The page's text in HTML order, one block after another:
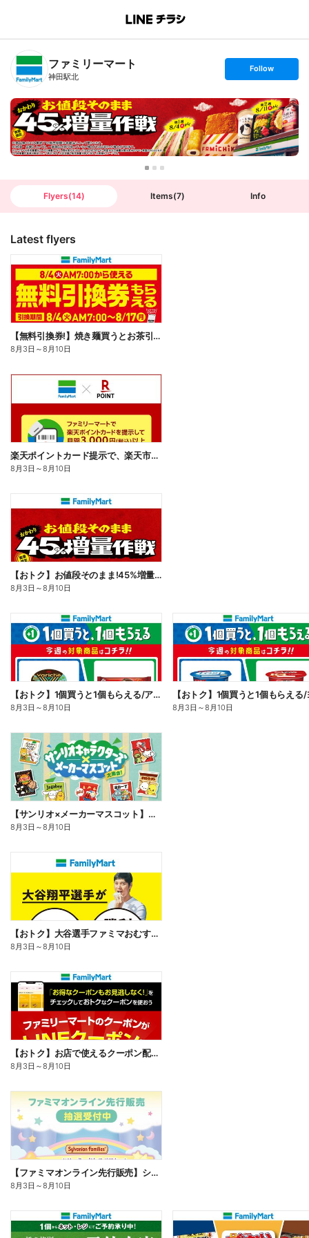
B
n
T
ファミリーマート
神田駅北
s
t
o
l
l
o
w
Follow
Flyers(14) Items(7) Info
Latest flyers
【無料引換券!】焼き麺買うとお茶引換券貰える!
8月3日 ～8月10日
楽天ポイントカード提示で、楽天市場でのお買い物がおトクに!
8月3日 ～8月10日
【おトク】お値段そのまま!45%増量作戦!
8月3日 ～8月10日
【おトク】1個買うと1個もらえる/アイス
8月3日 ～8月10日 8月3日 ～8月10日
【サンリオ×メーカーマスコット】オリジナルグッズ貰える!
8月3日 ～8月10日
【おトク】大谷選手ファミマおむすび割
8月3日 ～8月10日
【おトク】お店で使えるクーポン配信中
8月3日 ～8月10日
【ファミマオンライン先行販売】シルバニアファミリー
8月3日 ～8月10日